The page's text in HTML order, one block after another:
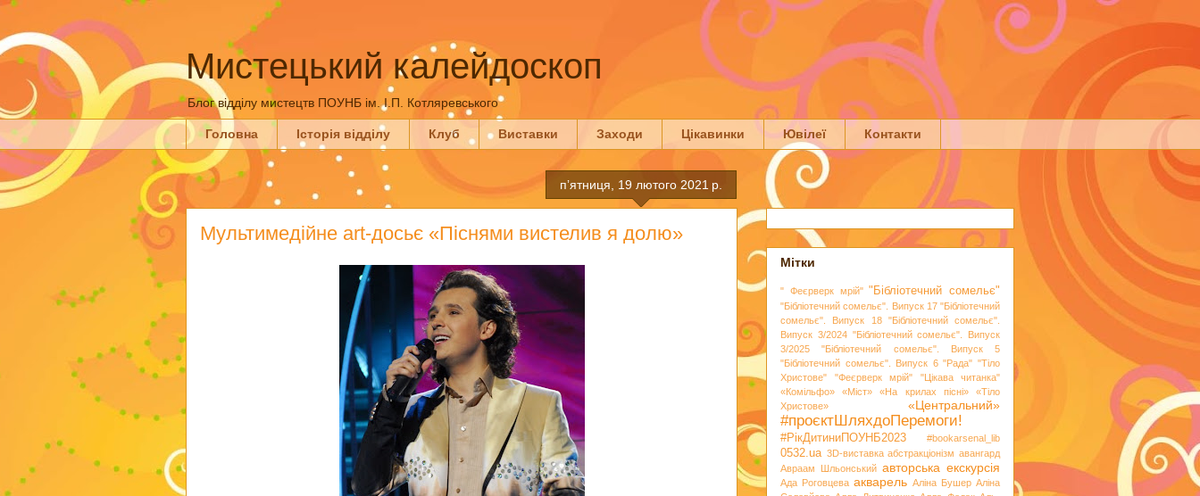
Мистецький калейдоскоп
Блог відділу мистецтв ПОУНБ ім. І.П. Котляревського
Головна Історія відділу Клуб Виставки Заходи Цікавинки Ювілеї Контакти
пʼятниця, 19 лютого 2021 р.
Мультимедійне art-досьє «Піснями вистелив я долю»
Мітки
" Феєрверк мрій" "Бібліотечний сомельє"
"Бібліотечний сомельє". Випуск 17 "Бібліотечний
сомельє". Випуск 18
"Бібліотечний сомельє".
Випуск 3/2024 "Бібліотечний сомельє". Випуск
3/2025
"Бібліотечний сомельє". Випуск 5
"Бібліотечний сомельє". Випуск 6 "Рада" "Тіло
Христове"
"Феєрверк мрій"
"Цікава читанка"
«Комільфо»
«Міст» «На крилах пісні»
«Тіло
Христове»
«Центральний»
#проєктШляхдоПеремоги!
#РікДитиниПОУНБ2023 #bookarsenal_lib
0532.ua 3D-виставка абстракціонізм авангард
Авраам Шльонський авторська екскурсія
Ада Роговцева акварель Аліна Бушер Аліна